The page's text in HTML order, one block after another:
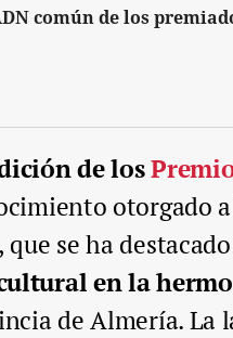
común de los
de los
otorgado
, que se ha
en la
de Almería. La